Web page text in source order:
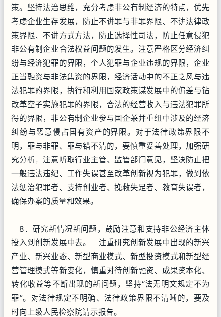
策。坚持法治思维，充分考虑非公有制经济的特点，优先
考虑企业生存发展，防止不讲罪与非罪界限、不讲法律政
策界限、不讲方式方法，防止选择性司法，防止任意侵犯
非公有制企业合法权益问题的发生。注意严格区分经济纠
纷与经济犯罪的界限，个人犯罪与企业违规的界限，企业
正当融资与非法集资的界限，经济活动中的不正之风与违
法犯罪的界限，执行和利用国家政策谋发展中的偏差与钻
改革空子实施犯罪的界限，合法的经营收入与违法犯罪所
得的界限，非公有制企业参与国企兼并重组中涉及的经济
纠纷与恶意侵占国有资产的界限。对于法律政策界限不
明，罪与非罪、罪与错不清的，要慎重妥善处理，加强研
究分析，注意听取行业主管、监管部门意见，坚决防止把
一般违法违纪、工作失误甚至改革创新视为犯罪，做到依
法惩治犯罪者、支持创业者、挽救失足者、教育失误者，
确保办案的质量和效果。
8．研究新情况新问题，鼓励注意和支持非公经济主体
投入到创新发展中去。 注重研究创新发展中出现的新兴
产业、新兴业态、新型商业模式、新型投资模式和新型经
营管理模式等新变化，慎重对待创新融资、成果资本化、
转化收益等不断出现的新问题，坚持“法无明文规定不为
罪”。对法律规定不明确、法律政策界限不清晰的，要及
时向上级人民检察院请示报告。